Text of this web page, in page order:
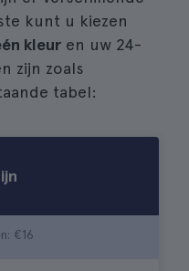
kunt u kiezen
kleur en uw 24-
zijn zoals
tabel:
€16